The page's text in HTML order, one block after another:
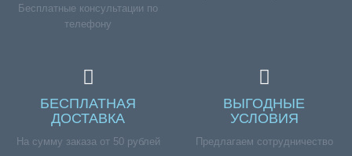
Бесплатные консультации по
телефону
БЕСПЛАТНАЯ
ДОСТАВКА
На сумму заказа от 50 рублей
ВЫГОДНЫЕ
УСЛОВИЯ
Предлагаем сотрудничество